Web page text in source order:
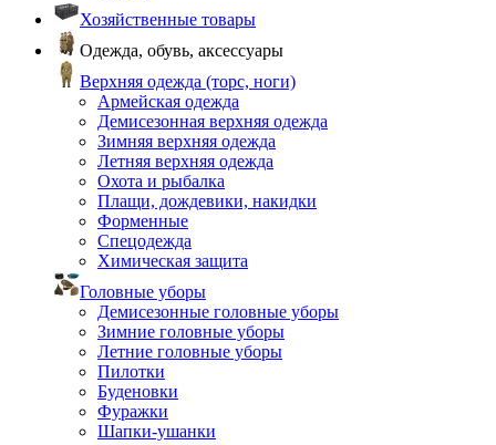
Хозяйственные товары
Одежда, обувь, аксессуары
Верхняя одежда (торс, ноги)
Армейская одежда
Демисезонная верхняя одежда
Зимняя верхняя одежда
Летняя верхняя одежда
Охота и рыбалка
Плащи, дождевики, накидки
Форменные
Спецодежда
Химическая защита
Головные уборы
Демисезонные головные уборы
Зимние головные уборы
Летние головные уборы
Пилотки
Буденовки
Фуражки
Шапки-ушанки